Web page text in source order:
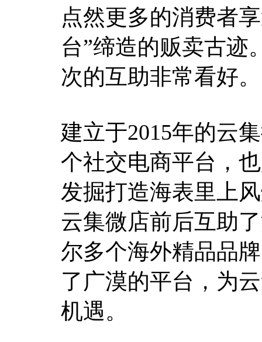
点然更多的消费者
台”缔造的贩卖古迹
次的互助非常看好。
建立于2015年的云
个社交电商平台，
发掘打造海表里上
云集微店前后互助
尔多个海外精品品
了广漠的平台，为
机遇。